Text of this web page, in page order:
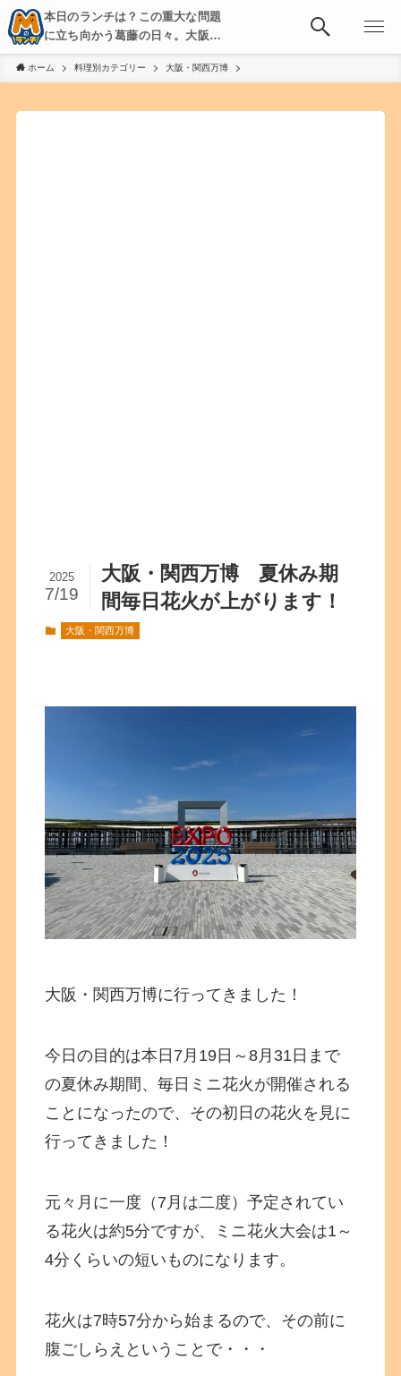
本日のランチは？この重大な問題
に立ち向かう葛藤の日々。大阪・
京都・神戸を中心とした食べ歩
き、飲み歩きを綴る。
ホーム 料理別カテゴリー 大阪・関西万博
大阪・関西万博 夏休み期
間毎日花火が上がります！
2025
7/19
大阪・関西万博
大阪・関西万博に行ってきました！
今日の目的は本日7月19日～8月31日まで
の夏休み期間、毎日ミニ花火が開催される
ことになったので、その初日の花火を見に
行ってきました！
元々月に一度（7月は二度）予定されてい
る花火は約5分ですが、ミニ花火大会は1～
4分くらいの短いものになります。
花火は7時57分から始まるので、その前に
腹ごしらえということで・・・